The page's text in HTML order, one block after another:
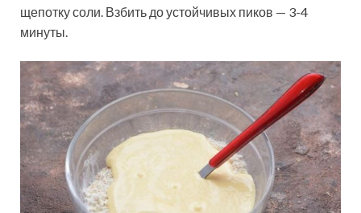
щепотку соли. Взбить до устойчивых пиков — 3-4
минуты.